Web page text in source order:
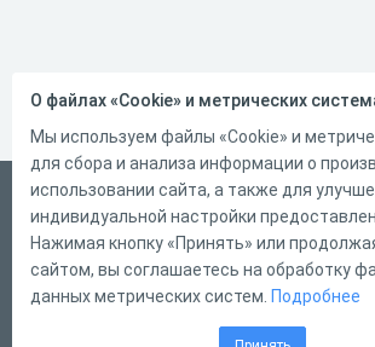
Русский
Справка
Форма обратной связи
О файлах «Cookie» и метрических
Мы используем файлы «Cookie» и
для сбора и анализа информации о
использовании сайта, а также для
индивидуальной настройки
Нажимая кнопку «Принять» или
сайтом, вы соглашаетесь на обработку
данных метрических систем. Подробнее